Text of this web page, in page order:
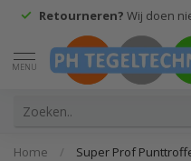
Retourneren? Wij doen
MENU
Home / Super Prof